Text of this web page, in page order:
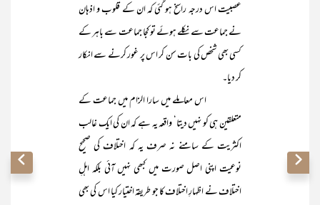
عصبیت اس درجہ راسخ ہو گئی کہ ان کے قلوب و اذہان
نے جماعت سے نکلے ہوئے تو کجا جماعت سے باہر کے
کسی بھی شخص کی بات سن کر اس پر غور کرنے سے انکار
کر دیا۔
اس معاملے میں سارا الزام میں جماعت کے
متعلقین ہی کو نہیں دیتا‘ واقعہ یہ ہے کہ ان کی ایک غالب
اکثریت کے سامنے نہ صرف یہ کہ اختلاف کی صحیح
نوعیت اپنی اصل صورت میں کبھی نہیں آئی بلکہ اہلِ
اختلاف نے اظہارِ اختلاف کا جو طریقہ اختیار کیا اس کی بھی